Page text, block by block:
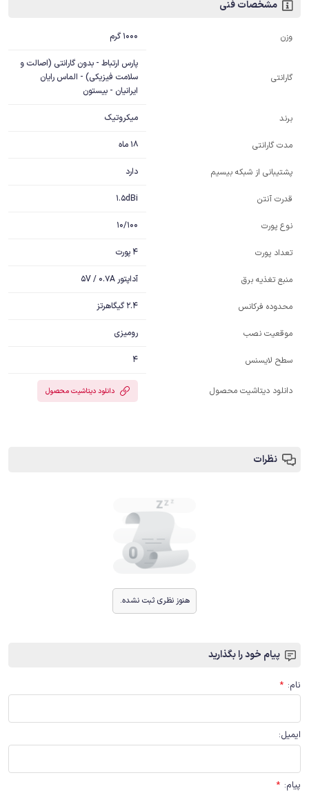
مشخصات فنی
وزن 1000 گرم
گارانتی
پارس ارتباط - بدون گارانتی (اصالت و
سلامت فیزیکی) - الماس رایان
ایرانیان - بیستون
برند میکروتیک
مدت گارانتی 18 ماه
پشتیبانی از شبکه بیسیم دارد
قدرت آنتن 1.5dBi
نوع پورت 10/100
تعداد پورت 4 پورت
منبع تغذیه برق آداپتور 5V / 0.7A
محدوده فرکانس 2.4 گیگاهرتز
موقعیت نصب رومیزی
سطح لایسنس 4
دانلود دیتاشیت محصول دانلود دیتاشیت محصول
نظرات
هنوز نظری ثبت نشده.
پیام خود را بگذارید
نام:
*
ایمیل:
پیام:
*